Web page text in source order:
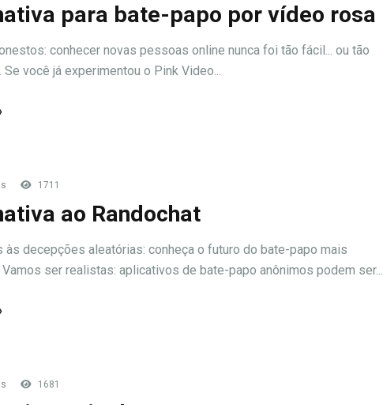
para bate-papo por vídeo rosa
conhecer novas pessoas online nunca foi tão fácil... ou tão
Se você já experimentou o Pink Video...
1711
ao Randochat
às decepções aleatórias: conheça o futuro do bate-papo mais
ser realistas: aplicativos de bate-papo anônimos podem ser...
1681